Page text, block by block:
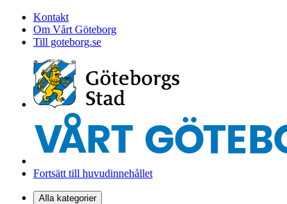
Kontakt
Om Vårt Göteborg
Till goteborg.se
Fortsätt till huvudinnehållet
Alla kategorier